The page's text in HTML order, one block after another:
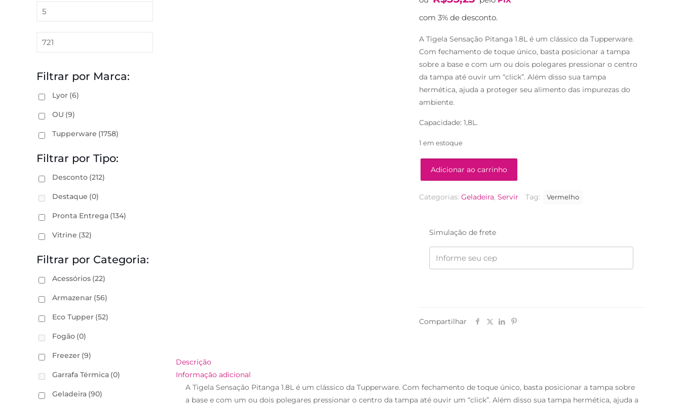
era:
R$95,90.R$54,90.
com 3% de desconto.
A Tigela Sensação Pitanga 1.8L é um clássico da Tupperware.
Com fechamento de toque único, basta posicionar a tampa
sobre a base e com um ou dois polegares pressionar o centro
da tampa até ouvir um “click”. Além disso sua tampa
hermética, ajuda a proteger seu alimento das impurezas do
ambiente.
Capacidade: 1,8L.
1 em estoque
Adicionar ao carrinho
Categorias: Geladeira, Servir Tag: Vermelho
Simulação de frete
Compartilhar
Descrição
Informação adicional
A Tigela Sensação Pitanga 1.8L é um clássico da Tupperware. Com fechamento de toque único, basta posicionar a tampa sobre
a base e com um ou dois polegares pressionar o centro da tampa até ouvir um “click”. Além disso sua tampa hermética, ajuda a
Filtrar por Marca:
Lyor (6)
OU (9)
Tupperware (1758)
Filtrar por Tipo:
Desconto (212)
Destaque (0)
Pronta Entrega (134)
Vitrine (32)
Filtrar por Categoria:
Acessórios (22)
Armazenar (56)
Eco Tupper (52)
Fogão (0)
Freezer (9)
Garrafa Térmica (0)
Geladeira (90)